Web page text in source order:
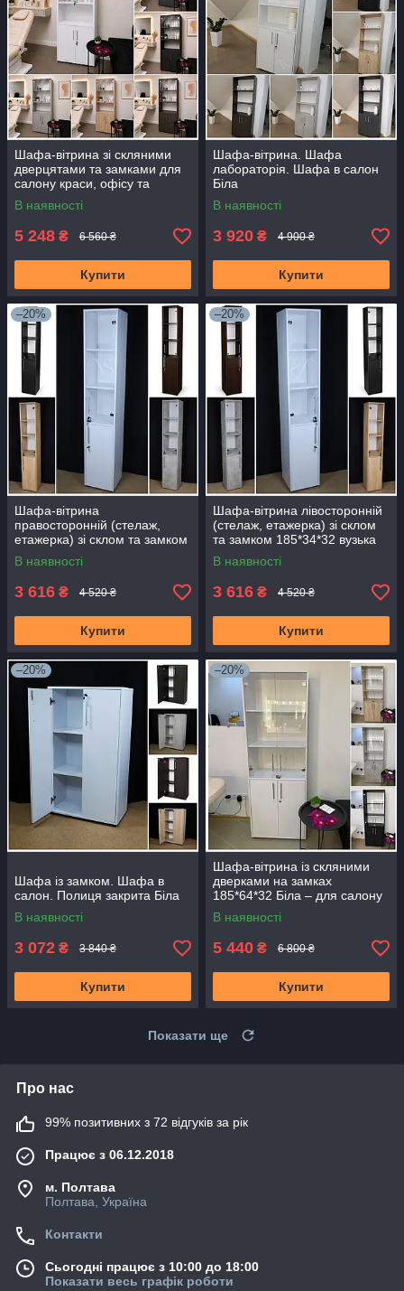
Шафа-вітрина зі скляними
дверцятами та замками для
салону краси, офісу та
медичного кабінет
185×64×32 см Білий
В наявності
5 248 ₴ 6 560 ₴
Купити
Шафа-вітрина. Шафа
лабораторія. Шафа в салон
Біла
В наявності
3 920 ₴ 4 900 ₴
Купити
–20%
Шафа-вітрина
правосторонній (стелаж,
етажерка) зі склом та замком
185*34*32 вузька для дому,
офісу, салону. Біла
В наявності
3 616 ₴ 4 520 ₴
Купити
–20%
Шафа-вітрина лівосторонній
(стелаж, етажерка) зі склом
та замком 185*34*32 вузька
для дому, офісу, салону. Біла
В наявності
3 616 ₴ 4 520 ₴
Купити
–20%
Шафа із замком. Шафа в
салон. Полиця закрита Біла
В наявності
3 072 ₴ 3 840 ₴
Купити
–20%
Шафа-вітрина із скляними
дверками на замках
185*64*32 Біла – для салону
краси, лабораторії, офісу,
дому
В наявності
5 440 ₴ 6 800 ₴
Купити
Показати ще
Про нас
99% позитивних з 72 відгуків за рік
Працює з 06.12.2018
м. Полтава
Полтава, Україна
Контакти
Сьогодні працює з 10:00 до 18:00
Показати весь графік роботи